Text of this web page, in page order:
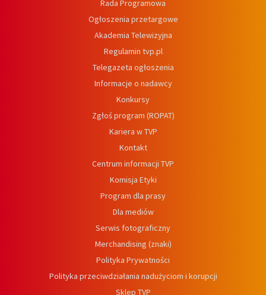
Rada Programowa
Ogłoszenia przetargowe
Akademia Telewizyjna
Regulamin tvp.pl
Telegazeta ogłoszenia
Informacje o nadawcy
Konkursy
Zgłoś program (ROPAT)
Kariera w TVP
Kontakt
Centrum informacji TVP
Komisja Etyki
Program dla prasy
Dla mediów
Serwis fotograficzny
Merchandising (znaki)
Polityka Prywatności
Polityka przeciwdziałania nadużyciom i korupcji
Sklep TVP